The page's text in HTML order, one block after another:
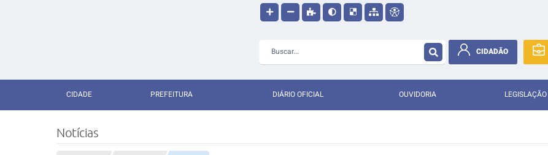
CIDADÃO
CIDADE PREFEITURA DIÁRIO OFICIAL OUVIDORIA LEGISLAÇÃO
Notícias